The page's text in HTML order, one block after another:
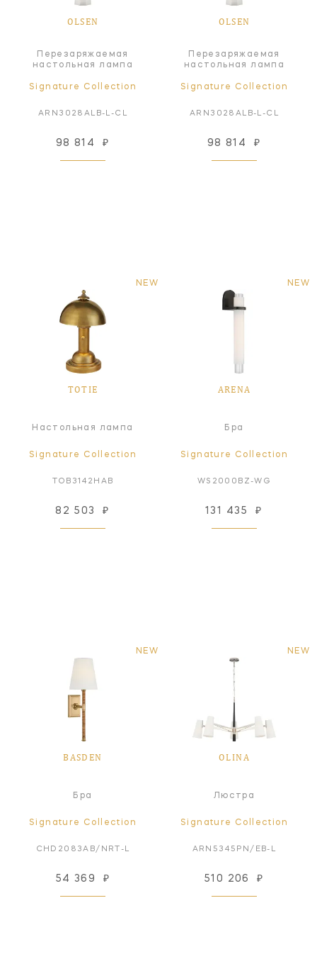
OLSEN
Перезаряжаемая
настольная лампа
Signature Collection
ARN3028ALB-L-CL
98 814 ₽
OLSEN
Перезаряжаемая
настольная лампа
Signature Collection
ARN3028ALB-L-CL
98 814 ₽
NEW
TOTIE
Настольная лампа
Signature Collection
TOB3142HAB
82 503 ₽
NEW
ARENA
Бра
Signature Collection
WS2000BZ-WG
131 435 ₽
NEW
BASDEN
Бра
Signature Collection
CHD2083AB/NRT-L
54 369 ₽
NEW
OLINA
Люстра
Signature Collection
ARN5345PN/EB-L
510 206 ₽